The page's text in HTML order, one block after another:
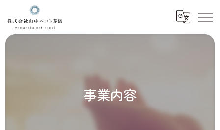
事業内容